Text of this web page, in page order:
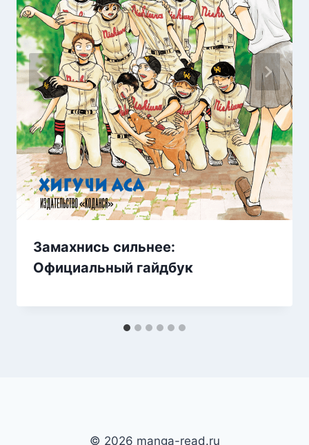
Замахнись сильнее:
Официальный гайдбук
© 2026 manga-read.ru